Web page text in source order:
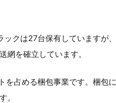
ックは27台保有していますが
網を確立しています。
を占める梱包事業です。梱包
。